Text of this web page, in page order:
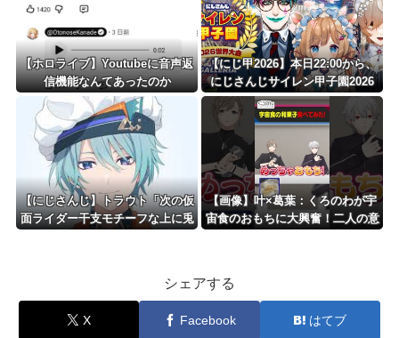
【ホロライブ】Youtubeに音声返
信機能なんてあったのか
【にじ甲2026】本日22:00から、
にじさんじサイレン甲子園2026
世界大会
【にじさんじ】トラウト「次の仮
面ライダー干支モチーフな上に兎
【画像】叶×葛葉：くろのわが宇
宙食のおもちに大興奮！二人の意
シェアする
X Facebook はてブ